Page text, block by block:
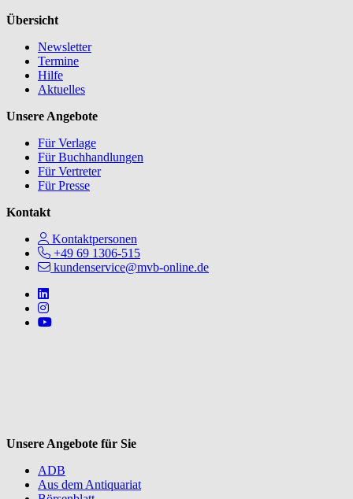
Übersicht
Newsletter
Termine
Hilfe
Aktuelles
Unsere Angebote
Für Verlage
Für Buchhandlungen
Für Vertreter
Für Presse
Kontakt
Kontaktpersonen
+49 69 1306-515
kundenservice@mvb-online.de
Follow us on https://www.linkedin.com/company/mvbbooks
Follow us on https://www.instagram.com/lifeatmvb/
Follow us on https://www.youtube.com/@mvbbooks
Unsere Angebote für Sie
ADB
Aus dem Antiquariat